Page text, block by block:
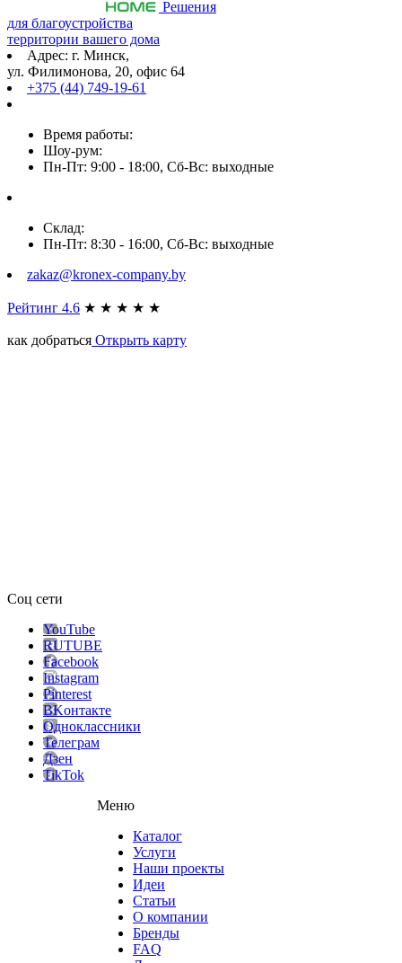
Решения
для благоустройства
территории вашего дома
Адрес: г. Минск,
ул. Филимонова, 20, офис 64
+375 (44) 749-19-61
Время работы:
Шоу-рум:
Пн-Пт: 9:00 - 18:00, Сб-Вс: выходные
Склад:
Пн-Пт: 8:30 - 16:00, Сб-Вс: выходные
zakaz@kronex-company.by
Рейтинг 4.6 ★ ★ ★ ★ ★
как добраться Открыть карту
Соц сети
YouTube
RUTUBE
Facebook
Instagram
Pinterest
ВKонтакте
Одноклассники
Телеграм
Дзен
TikTok
Меню
Каталог
Услуги
Наши проекты
Идеи
Статьи
О компании
Бренды
FAQ